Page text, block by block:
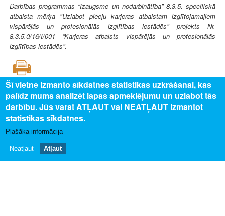
Darbības programmas “Izaugsme un nodarbinātība” 8.3.5. specifiskā
atbalsta mērķa "Uzlabot pieeju karjeras atbalstam izglītojamajiem
vispārējās un profesionālās izglītības iestādēs" projekts Nr.
8.3.5.0/16/I/001 “Karjeras atbalsts vispārējās un profesionālās
izglītības iestādēs”.
SAISTĪTAIS SATURS
Uz profesijas aprakstu
PAR MUMS
Par profesiju pasauli
Šī vietne izmanto sīkdatnes statistikas uzkrāšanai, kas
palīdz mums analizēt lapas apmeklējumu un uzlabot tās
darbību. Jūs varat ATĻAUT vai NEATĻAUT izmantot
statistikas sīkdatnes.
Plašāka informācija
Neatļaut Atļaut